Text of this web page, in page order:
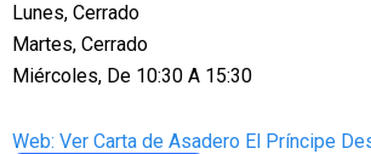
Lunes, Cerrado
Martes, Cerrado
Miércoles, De 10:30 A 15:30
Web: Ver Carta de Asadero El Príncipe